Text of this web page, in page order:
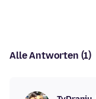
Alle Antworten (1)